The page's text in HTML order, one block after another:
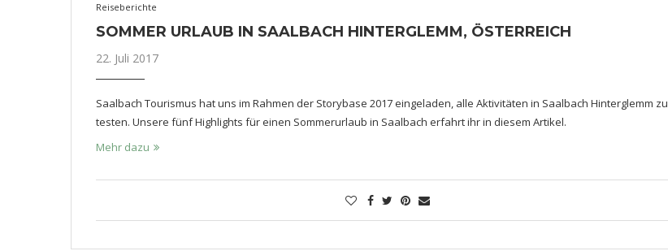
Reiseberichte
SOMMER URLAUB IN SAALBACH HINTERGLEMM, ÖSTERREICH
22. Juli 2017
Saalbach Tourismus hat uns im Rahmen der Storybase 2017 eingeladen, alle Aktivitäten in Saalbach Hinterglemm zu
testen. Unsere fünf Highlights für einen Sommerurlaub in Saalbach erfahrt ihr in diesem Artikel.
Mehr dazu